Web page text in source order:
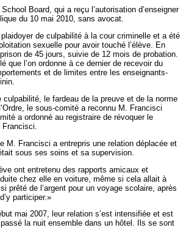
Board, qui a reçu l’autorisation d’enseigner
du 10 mai 2010, sans avocat.
de culpabilité à la cour criminelle et a été
sexuelle pour avoir touché l’élève. En
de 45 jours, suivie de 12 mois de probation.
que l’on ordonne à ce dernier de recevoir du
et de limites entre les enseignants-
le fardeau de la preuve et de la norme
le sous-comité a reconnu M. Francisci
a ordonné au registraire de révoquer le
Francisci.
M. Francisci a entrepris une relation déplacée et
sous ses soins et sa supervision.
ont entretenu des rapports amicaux et
chez elle en voiture, même si cela allait à
prêté de l’argent pour un voyage scolaire, après
participer.»
mai 2007, leur relation s’est intensifiée et est
la nuit ensemble dans un hôtel. Ils se sont